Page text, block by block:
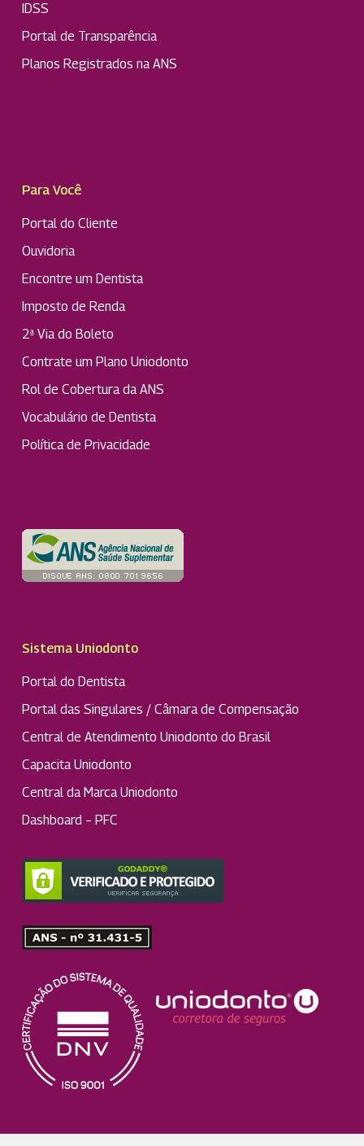
IDSS
Portal de Transparência
Planos Registrados na ANS
Para Você
Portal do Cliente
Ouvidoria
Encontre um Dentista
Imposto de Renda
2ª Via do Boleto
Contrate um Plano Uniodonto
Rol de Cobertura da ANS
Vocabulário de Dentista
Política de Privacidade
Sistema Uniodonto
Portal do Dentista
Portal das Singulares / Câmara de Compensação
Central de Atendimento Uniodonto do Brasil
Capacita Uniodonto
Central da Marca Uniodonto
Dashboard – PFC